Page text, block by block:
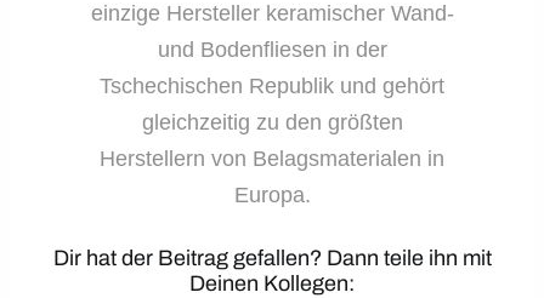
einzige Hersteller keramischer Wand-
und Bodenfliesen in der
Tschechischen Republik und gehört
gleichzeitig zu den größten
Herstellern von Belagsmaterialen in
Europa.
Dir hat der Beitrag gefallen? Dann teile ihn mit
Deinen Kollegen: